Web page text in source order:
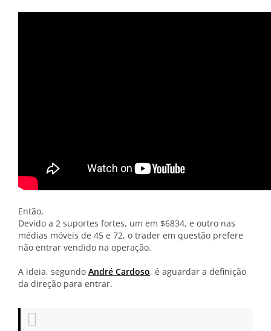
Então,
Devido a 2 suportes fortes, um em $6834, e outro nas
médias móveis de 45 e 72, o trader em questão prefere
não entrar vendido na operação.
A ideia, segundo André Cardoso, é aguardar a definição
da direção para entrar.